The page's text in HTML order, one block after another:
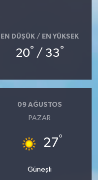
EN DÜŞÜK / EN YÜKSEK
20° / 33°
09 AĞUSTOS
PAZAR
27°
Güneşli